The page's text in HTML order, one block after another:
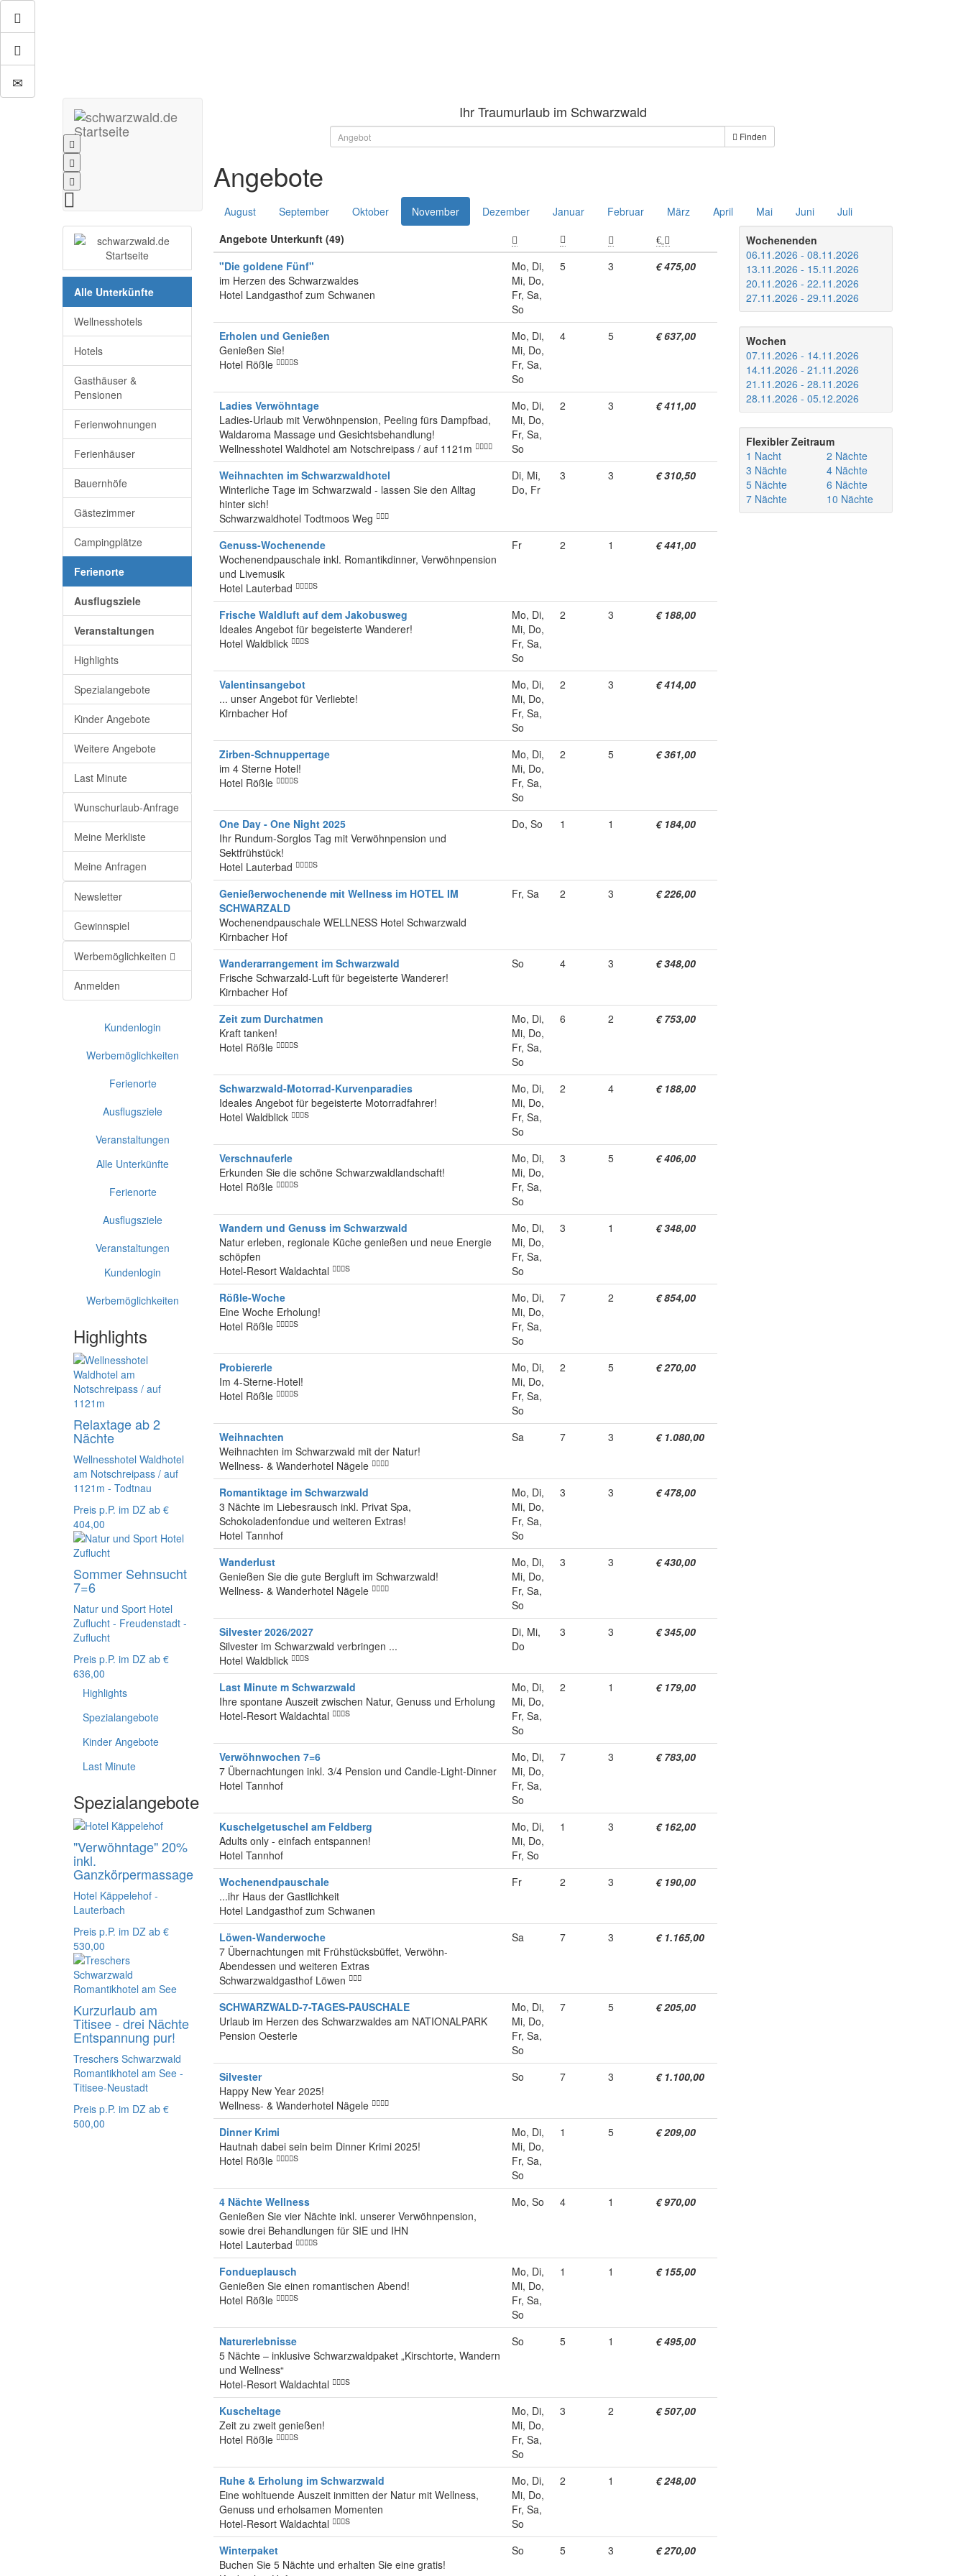
Alle Unterkünfte
Wellnesshotels
Hotels
Gasthäuser &
Pensionen
Ferienwohnungen
Ferienhäuser
Bauernhöfe
Gästezimmer
Campingplätze
Ferienorte
Ausflugsziele
Veranstaltungen
Highlights
Spezialangebote
Kinder Angebote
Weitere Angebote
Last Minute
Wunschurlaub-Anfrage
Meine Merkliste
Meine Anfragen
Newsletter
Gewinnspiel
Werbemöglichkeiten
Anmelden
Kundenlogin
Werbemöglichkeiten
Ferienorte
Ausflugsziele
Veranstaltungen
Alle Unterkünfte
Ferienorte
Ausflugsziele
Veranstaltungen
Kundenlogin
Werbemöglichkeiten
Highlights
Relaxtage ab 2
Nächte
Wellnesshotel Waldhotel
am Notschreipass / auf
1121m - Todtnau
Preis p.P. im DZ ab €
404,00
Sommer Sehnsucht
7=6
Natur und Sport Hotel
Zuflucht - Freudenstadt -
Zuflucht
Preis p.P. im DZ ab €
636,00
Highlights
Spezialangebote
Kinder Angebote
Last Minute
Spezialangebote
"Verwöhntage" 20%
inkl.
Ganzkörpermassage
Hotel Käppelehof -
Lauterbach
Preis p.P. im DZ ab €
530,00
Kurzurlaub am
Titisee - drei Nächte
Entspannung pur!
Treschers Schwarzwald
Romantikhotel am See -
Titisee-Neustadt
Preis p.P. im DZ ab €
500,00
Ihr Traumurlaub im Schwarzwald
Finden
Angebote
August September Oktober November Dezember Januar Februar März April Mai Juni
Juli
Angebote Unterkunft (49)
"Die goldene Fünf"
im Herzen des Schwarzwaldes
Hotel Landgasthof zum Schwanen
Mo, Di,
Mi, Do,
Fr, Sa,
So
5 3 € 475,00
Erholen und Genießen
Genießen Sie!
Hotel Rößle
S
Mo, Di,
Mi, Do,
Fr, Sa,
So
4 5 € 637,00
Ladies Verwöhntage
Ladies-Urlaub mit Verwöhnpension, Peeling fürs Dampfbad,
Waldaroma Massage und Gesichtsbehandlung!
Wellnesshotel Waldhotel am Notschreipass / auf 1121m
Mo, Di,
Mi, Do,
Fr, Sa,
So
2 3 € 411,00
Weihnachten im Schwarzwaldhotel
Winterliche Tage im Schwarzwald - lassen Sie den Alltag
hinter sich!
Schwarzwaldhotel Todtmoos Weg
Di, Mi,
Do, Fr
3 3 € 310,50
Genuss-Wochenende
Wochenendpauschale inkl. Romantikdinner, Verwöhnpension
und Livemusik
Hotel Lauterbad
S
Fr 2 1 € 441,00
Frische Waldluft auf dem Jakobusweg
Ideales Angebot für begeisterte Wanderer!
Hotel Waldblick
S
Mo, Di,
Mi, Do,
Fr, Sa,
So
2 3 € 188,00
Valentinsangebot
... unser Angebot für Verliebte!
Kirnbacher Hof
Mo, Di,
Mi, Do,
Fr, Sa,
So
2 3 € 414,00
Zirben-Schnuppertage
im 4 Sterne Hotel!
Hotel Rößle
S
Mo, Di,
Mi, Do,
Fr, Sa,
So
2 5 € 361,00
One Day - One Night 2025
Ihr Rundum-Sorglos Tag mit Verwöhnpension und
Sektfrühstück!
Hotel Lauterbad
S
Do, So 1 1 € 184,00
Genießerwochenende mit Wellness im HOTEL IM
SCHWARZALD
Wochenendpauschale WELLNESS Hotel Schwarzwald
Kirnbacher Hof
Fr, Sa 2 3 € 226,00
Wanderarrangement im Schwarzwald
Frische Schwarzald-Luft für begeisterte Wanderer!
Kirnbacher Hof
So 4 3 € 348,00
Zeit zum Durchatmen
Kraft tanken!
Hotel Rößle
S
Mo, Di,
Mi, Do,
Fr, Sa,
So
6 2 € 753,00
Schwarzwald-Motorrad-Kurvenparadies
Ideales Angebot für begeisterte Motorradfahrer!
Hotel Waldblick
S
Mo, Di,
Mi, Do,
Fr, Sa,
So
2 4 € 188,00
Verschnauferle
Erkunden Sie die schöne Schwarzwaldlandschaft!
Hotel Rößle
S
Mo, Di,
Mi, Do,
Fr, Sa,
So
3 5 € 406,00
Wandern und Genuss im Schwarzwald
Natur erleben, regionale Küche genießen und neue Energie
schöpfen
Hotel-Resort Waldachtal
S
Mo, Di,
Mi, Do,
Fr, Sa,
So
3 1 € 348,00
Rößle-Woche
Eine Woche Erholung!
Hotel Rößle
S
Mo, Di,
Mi, Do,
Fr, Sa,
So
7 2 € 854,00
Probiererle
Im 4-Sterne-Hotel!
Hotel Rößle
S
Mo, Di,
Mi, Do,
Fr, Sa,
So
2 5 € 270,00
Weihnachten
Weihnachten im Schwarzwald mit der Natur!
Wellness- & Wanderhotel Nägele
Sa 7 3 € 1.080,00
Romantiktage im Schwarzwald
3 Nächte im Liebesrausch inkl. Privat Spa,
Schokoladenfondue und weiteren Extras!
Hotel Tannhof
Mo, Di,
Mi, Do,
Fr, Sa,
So
3 3 € 478,00
Wanderlust
Genießen Sie die gute Bergluft im Schwarzwald!
Wellness- & Wanderhotel Nägele
Mo, Di,
Mi, Do,
Fr, Sa,
So
3 3 € 430,00
Silvester 2026/2027
Silvester im Schwarzwald verbringen ...
Hotel Waldblick
S
Di, Mi,
Do
3 3 € 345,00
Last Minute m Schwarzwald
Ihre spontane Auszeit zwischen Natur, Genuss und Erholung
Hotel-Resort Waldachtal
S
Mo, Di,
Mi, Do,
Fr, Sa,
So
2 1 € 179,00
Verwöhnwochen 7=6
7 Übernachtungen inkl. 3/4 Pension und Candle-Light-Dinner
Hotel Tannhof
Mo, Di,
Mi, Do,
Fr, Sa,
So
7 3 € 783,00
Kuschelgetuschel am Feldberg
Adults only - einfach entspannen!
Hotel Tannhof
Mo, Di,
Mi, Do,
Fr, So
1 3 € 162,00
Wochenendpauschale
...ihr Haus der Gastlichkeit
Hotel Landgasthof zum Schwanen
Fr 2 3 € 190,00
Löwen-Wanderwoche
7 Übernachtungen mit Frühstücksbüffet, Verwöhn-
Abendessen und weiteren Extras
Schwarzwaldgasthof Löwen
Sa 7 3 € 1.165,00
SCHWARZWALD-7-TAGES-PAUSCHALE
Urlaub im Herzen des Schwarzwaldes am NATIONALPARK
Pension Oesterle
Mo, Di,
Mi, Do,
Fr, Sa,
So
7 5 € 205,00
Silvester
Happy New Year 2025!
Wellness- & Wanderhotel Nägele
So 7 3 € 1.100,00
Dinner Krimi
Hautnah dabei sein beim Dinner Krimi 2025!
Hotel Rößle
S
Mo, Di,
Mi, Do,
Fr, Sa,
So
1 5 € 209,00
4 Nächte Wellness
Genießen Sie vier Nächte inkl. unserer Verwöhnpension,
sowie drei Behandlungen für SIE und IHN
Hotel Lauterbad
S
Mo, So 4 1 € 970,00
Fondueplausch
Genießen Sie einen romantischen Abend!
Hotel Rößle
S
Mo, Di,
Mi, Do,
Fr, Sa,
So
1 1 € 155,00
Naturerlebnisse
5 Nächte – inklusive Schwarzwaldpaket „Kirschtorte, Wandern
und Wellness“
Hotel-Resort Waldachtal
S
So 5 1 € 495,00
Kuscheltage
Zeit zu zweit genießen!
Hotel Rößle
S
Mo, Di,
Mi, Do,
Fr, Sa,
So
3 2 € 507,00
Ruhe & Erholung im Schwarzwald
Eine wohltuende Auszeit inmitten der Natur mit Wellness,
Genuss und erholsamen Momenten
Hotel-Resort Waldachtal
S
Mo, Di,
Mi, Do,
Fr, Sa,
So
2 1 € 248,00
Winterpaket
Buchen Sie 5 Nächte und erhalten Sie eine gratis!
So 5 3 € 270,00
Wochenenden
06.11.2026 - 08.11.2026
13.11.2026 - 15.11.2026
20.11.2026 - 22.11.2026
27.11.2026 - 29.11.2026
Wochen
07.11.2026 - 14.11.2026
14.11.2026 - 21.11.2026
21.11.2026 - 28.11.2026
28.11.2026 - 05.12.2026
Flexibler Zeitraum
1 Nacht
2 Nächte
3 Nächte
4 Nächte
5 Nächte
6 Nächte
7 Nächte
10 Nächte